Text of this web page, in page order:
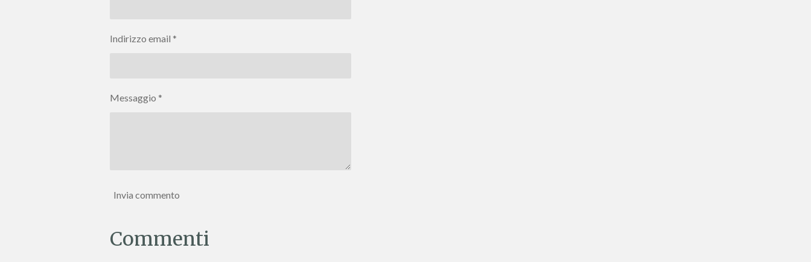
Indirizzo email *
Messaggio *
Invia commento
Commenti